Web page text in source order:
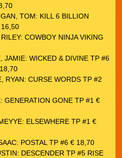
TOM: KILL 6 BILLION
COWBOY NINJA VIKING
JAMIE: WICKED & DIVINE TP #6
RYAN: CURSE WORDS TP #2
GENERATION GONE TP #1 €
ELSEWHERE TP #1 €
POSTAL TP #6 € 18,70
DESCENDER TP #5 RISE